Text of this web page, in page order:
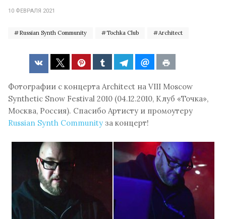
10 ФЕВРАЛЯ 2021
Russian Synth Community Tochka Club Architect
Фотографии с концерта Architect на VIII Moscow
Synthetic Snow Festival 2010 (04.12.2010, Клуб «Точка»,
Москва, Россия). Спасибо Артисту и промоутеру
Russian Synth Community за концерт!